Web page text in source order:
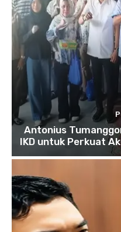
Antonius
IKD untuk Perkuat